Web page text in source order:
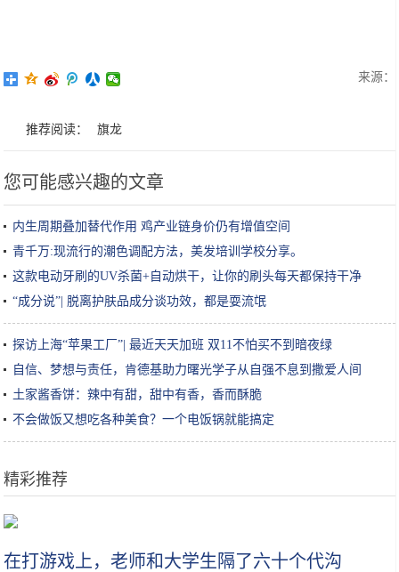
来源：
推荐阅读： 旗龙
您可能感兴趣的文章
内生周期叠加替代作用 鸡产业链身价仍有增值空间
青千万:现流行的潮色调配方法，美发培训学校分享。
这款电动牙刷的UV杀菌+自动烘干，让你的刷头每天都保持干净
“成分说”| 脱离护肤品成分谈功效，都是耍流氓
探访上海“苹果工厂”| 最近天天加班 双11不怕买不到暗夜绿
自信、梦想与责任，肯德基助力曙光学子从自强不息到撒爱人间
土家酱香饼：辣中有甜，甜中有香，香而酥脆
不会做饭又想吃各种美食？一个电饭锅就能搞定
精彩推荐
在打游戏上，老师和大学生隔了六十个代沟